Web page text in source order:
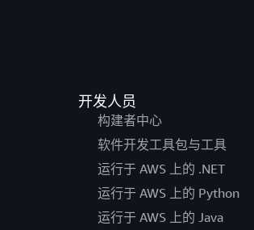
开发人员
构建者中心
软件开发工具包与工具
运行于 AWS 上的 .NET
运行于 AWS 上的 Python
运行于 AWS 上的 Java